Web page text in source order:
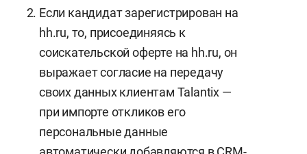
Если кандидат зарегистрирован на
hh.ru, то, присоединяясь к
соискательской оферте на hh.ru, он
выражает согласие на передачу
своих данных клиентам Talantix —
при импорте откликов его
персональные данные